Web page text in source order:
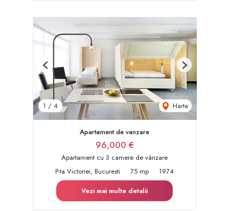
1 / 4 Harta
Previous Next
Apartament de vanzare
96,000 €
Apartament cu 3 camere de vânzare
P-ta Victoriei, Bucuresti
75 mp
1974
Vezi mai multe detalii